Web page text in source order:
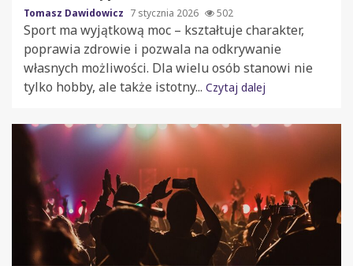
Tomasz Dawidowicz 7 stycznia 2026 502
Sport ma wyjątkową moc – kształtuje charakter,
poprawia zdrowie i pozwala na odkrywanie
własnych możliwości. Dla wielu osób stanowi nie
tylko hobby, ale także istotny... Czytaj dalej